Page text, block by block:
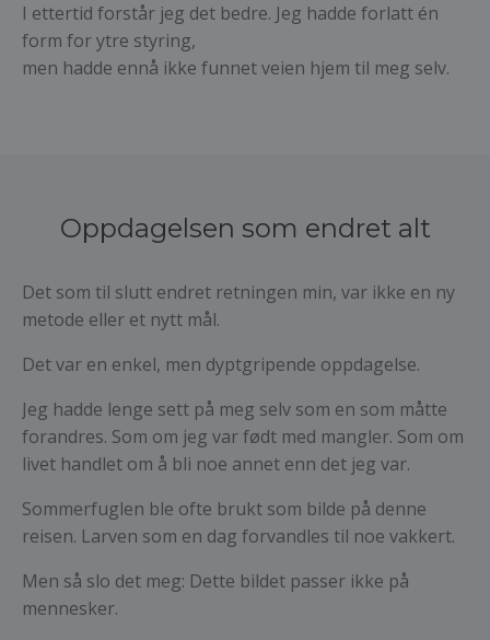
I ettertid forstår jeg det bedre. Jeg hadde forlatt én
form for ytre styring,
men hadde ennå ikke funnet veien hjem til meg selv.
Oppdagelsen som endret alt
Det som til slutt endret retningen min, var ikke en ny
metode eller et nytt mål.
Det var en enkel, men dyptgripende oppdagelse.
Jeg hadde lenge sett på meg selv som en som måtte
forandres. Som om jeg var født med mangler. Som om
livet handlet om å bli noe annet enn det jeg var.
Sommerfuglen ble ofte brukt som bilde på denne
reisen. Larven som en dag forvandles til noe vakkert.
Men så slo det meg: Dette bildet passer ikke på
mennesker.